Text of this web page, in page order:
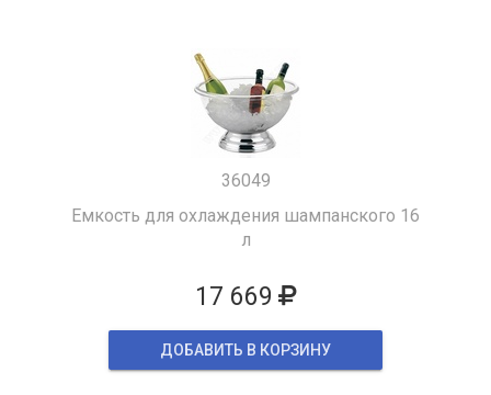
36049
Емкость для охлаждения шампанского 16
л
17 669
ДОБАВИТЬ В КОРЗИНУ